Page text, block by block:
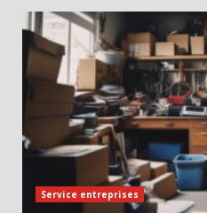
Service entreprises